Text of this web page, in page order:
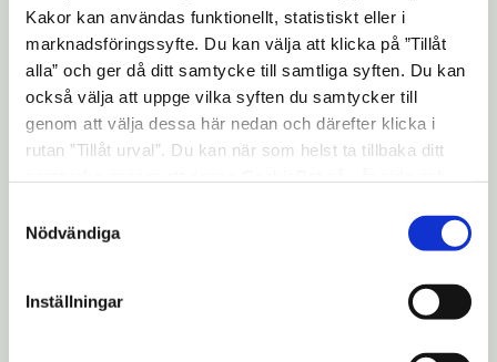
Kakor kan användas funktionellt, statistiskt eller i
marknadsföringssyfte. Du kan välja att klicka på ”Tillåt
alla” och ger då ditt samtycke till samtliga syften. Du kan
också välja att uppge vilka syften du samtycker till
genom att välja dessa här nedan och därefter klicka i
rutan ”Tillåt urval”. Du kan när som helst ta tillbaka ditt
"Visa detaljer" kan du läsa om hur kakorna används och
hur vi och våra leverantörer inhämtar och behandlar
Nödvändiga
Inställningar
Parkering:Finns i anslutning till
anläggingen
Passersystem:Nyckel
Driftansvarig:Södertälje
basketbollklubb
Södertälje
Uppdaterad: 2016-11-22